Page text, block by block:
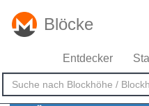
Blöcke
Entdecker